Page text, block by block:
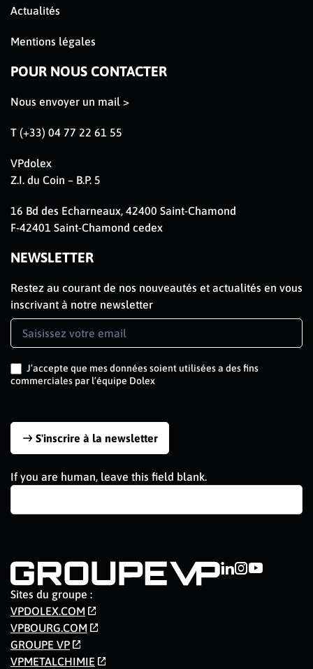
Actualités
Mentions légales
POUR NOUS CONTACTER
Nous envoyer un mail >
T (+33) 04 77 22 61 55
VPdolex
Z.I. du Coin – B.P. 5
16 Bd des Echarneaux, 42400 Saint-Chamond
F-42401 Saint-Chamond cedex
NEWSLETTER
Restez au courant de nos nouveautés et actualités en vous
inscrivant à notre newsletter
Newsletter
Signup
J’accepte que mes données soient utilisées a des fins
commerciales par l’équipe Dolex
S'inscrire à la newsletter
If you are human, leave this field blank.
Sites du groupe :
VPDOLEX.COM
VPBOURG.COM
GROUPE VP
VPMETALCHIMIE